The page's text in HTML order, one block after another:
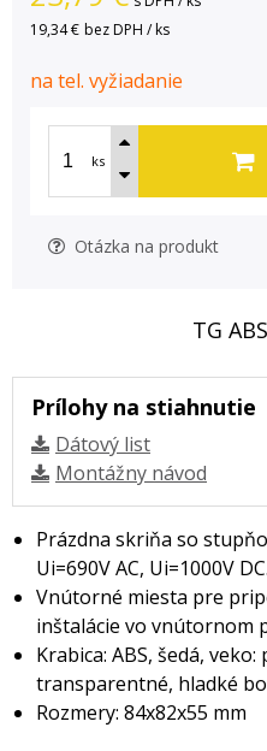
19,34 € bez DPH / ks
na tel. vyžiadanie
ks
Otázka na produkt
TG
Prílohy na stiahnutie
Dátový list
Montážny návod
Prázdna skriňa so
Ui=690V AC, Ui=1000V DC.
Vnútorné miesta pre
inštalácie vo vnútornom
Krabica: ABS, šedá,
transparentné, hladké
Rozmery: 84x82x55 mm